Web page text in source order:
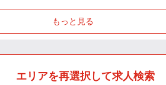
もっと見る
エリアを再選択して求人検索